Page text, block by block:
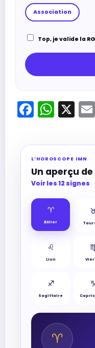
Association
Top, je valide la
X
L’HOROSCOPE IMN
Un aperçu
Voir les 12 signes
♈︎
Bélier
♌︎
Lion
♐︎
Sagittaire
♈︎